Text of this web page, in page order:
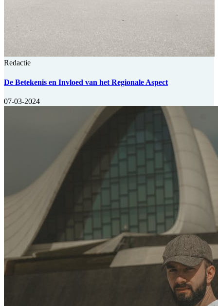
Redactie
De Betekenis en Invloed van het Regionale Aspect
07-03-2024